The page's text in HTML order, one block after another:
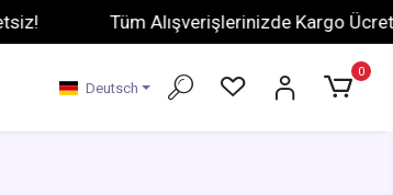
Tüm Alışverişlerinizde Kargo Ücretsiz!
Deutsch
0